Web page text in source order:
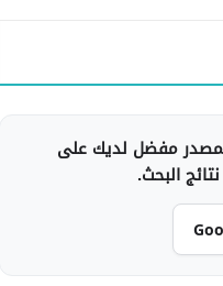
مفضل لديك على
البحث.